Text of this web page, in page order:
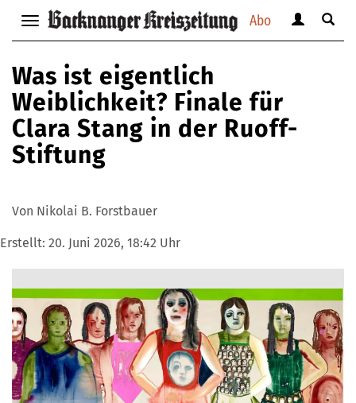
Abo
Navigation
anzeigen
verbergen
anzeigen
Suche
Was ist eigentlich
Weiblichkeit? Finale für
Clara Stang in der Ruoff-
Stiftung
Von Nikolai B. Forstbauer
Erstellt: 20. Juni 2026, 18:42 Uhr